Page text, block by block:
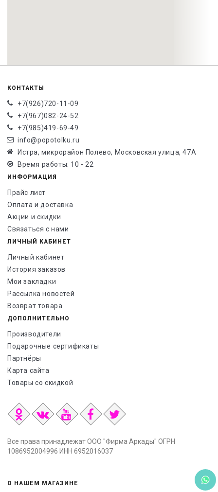
КОНТАКТЫ
+7(926)720-11-09
+7(967)082-24-52
+7(985)419-69-49
info@popotolku.ru
Истра, микрорайон Полево, Московская улица, 47А
Время работы: 10 - 22
ИНФОРМАЦИЯ
Прайс лист
Оплата и доставка
Акции и скидки
Связаться с нами
ЛИЧНЫЙ КАБИНЕТ
Личный кабинет
История заказов
Мои закладки
Рассылка новостей
Возврат товара
ДОПОЛНИТЕЛЬНО
Производители
Подарочные сертификаты
Партнёры
Карта сайта
Товары со скидкой
Все права принадлежат ООО "Фирма Аркады" ОГРН
1086952004996 ИНН 6952016037
О НАШЕМ МАГАЗИНЕ